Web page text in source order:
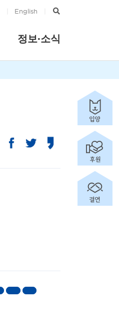
English
정보·소식